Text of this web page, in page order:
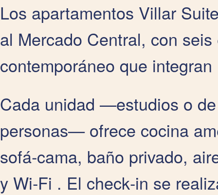
Los apartamentos Villar
al Mercado Central, con
contemporáneo que
Cada unidad —estudios o
personas— ofrece cocina
sofá‑cama, baño privado,
y Wi‑Fi . El check‑in se